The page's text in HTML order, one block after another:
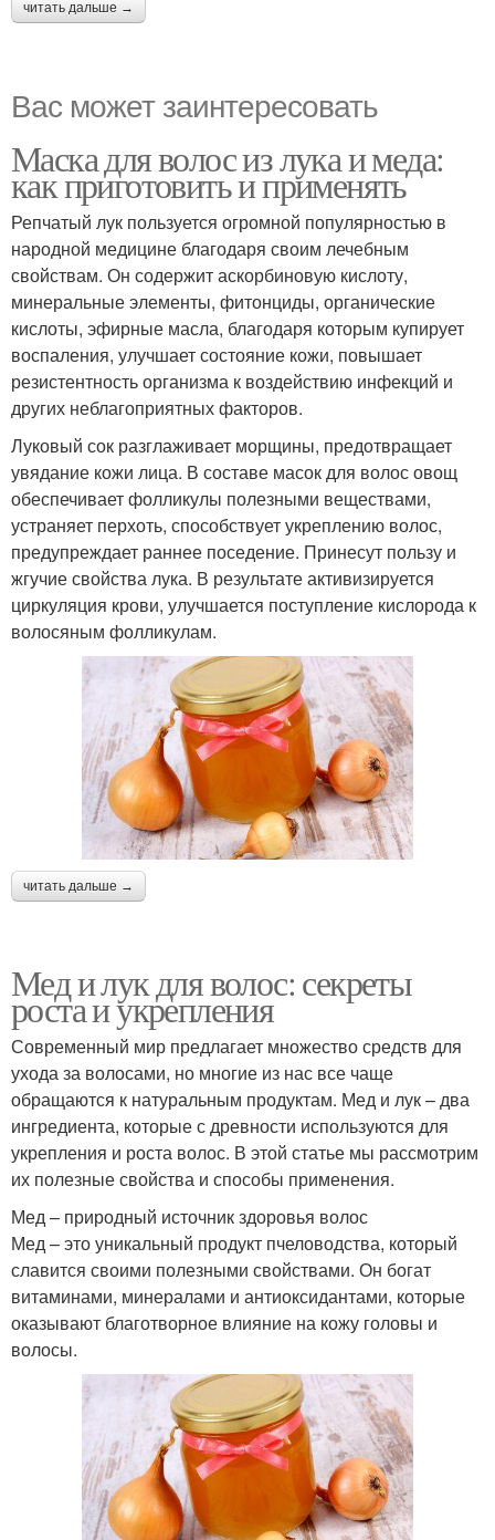
читать дальше →
Вас может заинтересовать
Маска для волос из лука и меда:
как приготовить и применять
Репчатый лук пользуется огромной популярностью в
народной медицине благодаря своим лечебным
свойствам. Он содержит аскорбиновую кислоту,
минеральные элементы, фитонциды, органические
кислоты, эфирные масла, благодаря которым купирует
воспаления, улучшает состояние кожи, повышает
резистентность организма к воздействию инфекций и
других неблагоприятных факторов.
Луковый сок разглаживает морщины, предотвращает
увядание кожи лица. В составе масок для волос овощ
обеспечивает фолликулы полезными веществами,
устраняет перхоть, способствует укреплению волос,
предупреждает раннее поседение. Принесут пользу и
жгучие свойства лука. В результате активизируется
циркуляция крови, улучшается поступление кислорода к
волосяным фолликулам.
читать дальше →
Мед и лук для волос: секреты
роста и укрепления
Современный мир предлагает множество средств для
ухода за волосами, но многие из нас все чаще
обращаются к натуральным продуктам. Мед и лук – два
ингредиента, которые с древности используются для
укрепления и роста волос. В этой статье мы рассмотрим
их полезные свойства и способы применения.
Мед – природный источник здоровья волос
Мед – это уникальный продукт пчеловодства, который
славится своими полезными свойствами. Он богат
витаминами, минералами и антиоксидантами, которые
оказывают благотворное влияние на кожу головы и
волосы.